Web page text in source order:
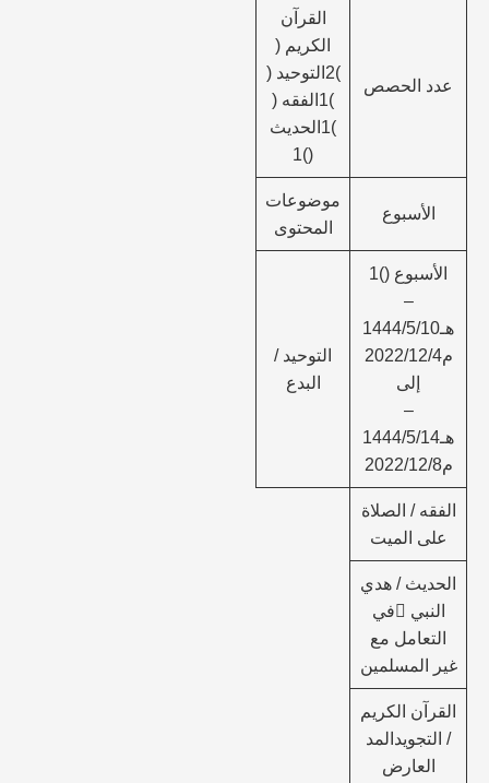
عدد الحصص
القرآن
الكريم (
)2التوحيد (
)1الفقه (
)1الحديث
()1
الأسبوع
موضوعات
المحتوى
الأسبوع ()1
–
هـ1444/5/10
م2022/12/4
إلى
–
هـ1444/5/14
م2022/12/8
التوحيد /
البدع
الفقه / الصلاة
على الميت
الحديث / هدي
النبي في
التعامل مع
غير المسلمين
القرآن الكريم
/ التجويدالمد
العارض